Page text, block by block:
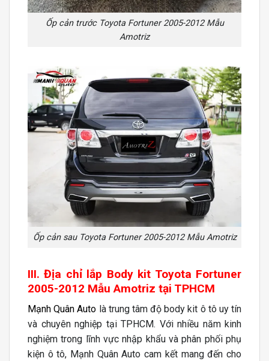
Ốp cản trước Toyota Fortuner 2005-2012 Mẫu
Amotriz
Ốp cản sau Toyota Fortuner 2005-2012 Mẫu Amotriz
III. Địa chỉ lắp Body kit Toyota Fortuner
2005-2012 Mẫu Amotriz tại TPHCM
Mạnh Quân Auto là trung tâm độ body kit ô tô uy tín
và chuyên nghiệp tại TPHCM. Với nhiều năm kinh
nghiệm trong lĩnh vực nhập khẩu và phân phối phụ
kiện ô tô, Mạnh Quân Auto cam kết mang đến cho